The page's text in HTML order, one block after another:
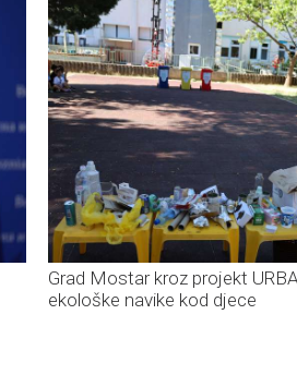
Grad Mostar kroz projekt
ekološke navike kod djece